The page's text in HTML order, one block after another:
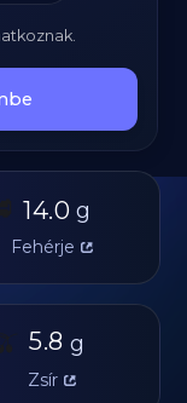
14.0 g
Fehérje
🫒 5.8 g
Zsír